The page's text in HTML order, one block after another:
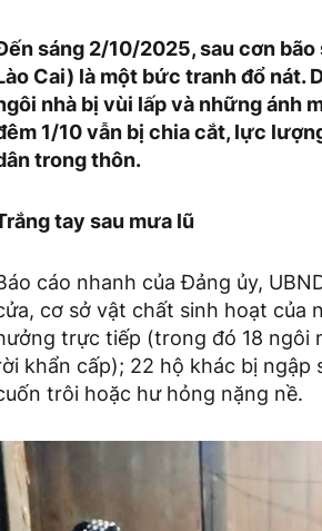
sáng 2/10/2025, sau cơn
Cai) là một bức tranh đổ nát.
nhà bị vùi lấp và những ánh
1/10 vẫn bị chia cắt, lực
trong thôn.
tay sau mưa lũ
cáo nhanh của Đảng ủy,
cơ sở vật chất sinh hoạt của
trực tiếp (trong đó 18 ngôi
khẩn cấp); 22 hộ khác bị ngập
trôi hoặc hư hỏng nặng nề.